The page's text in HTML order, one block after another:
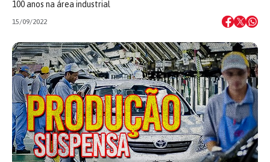
100 anos na área industrial
15/09/2022